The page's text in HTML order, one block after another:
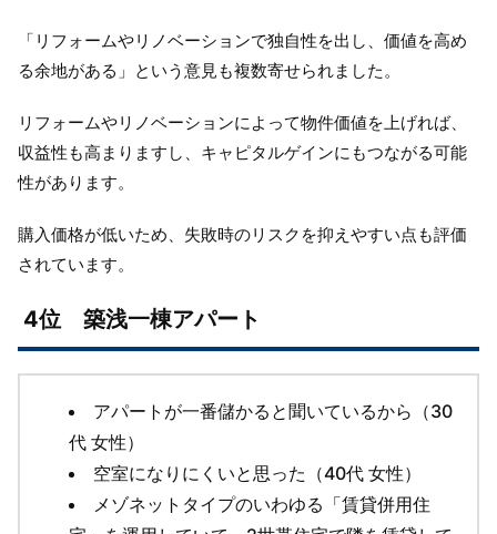
「リフォームやリノベーションで独自性を出し、価値を高め
る余地がある」という意見も複数寄せられました。
リフォームやリノベーションによって物件価値を上げれば、
収益性も高まりますし、キャピタルゲインにもつながる可能
性があります。
購入価格が低いため、失敗時のリスクを抑えやすい点も評価
されています。
4位 築浅一棟アパート
アパートが一番儲かると聞いているから（30
代 女性）
空室になりにくいと思った（40代 女性）
メゾネットタイプのいわゆる「賃貸併用住